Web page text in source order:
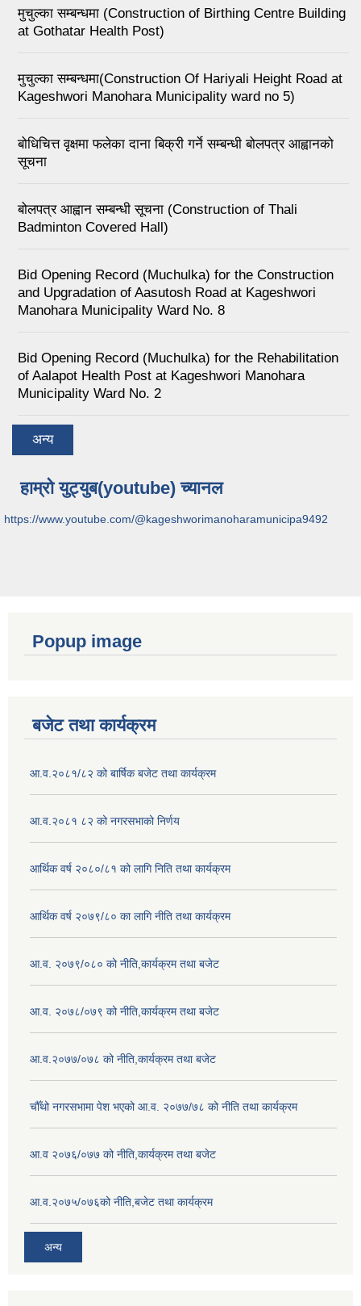
मुचुल्का सम्बन्धमा (Construction of Birthing Centre Building
at Gothatar Health Post)
मुचुल्का सम्बन्धमा(Construction Of Hariyali Height Road at
Kageshwori Manohara Municipality ward no 5)
बोधिचित्त वृक्षमा फलेका दाना बिक्री गर्ने सम्बन्धी बोलपत्र आह्वानको
सूचना
बोलपत्र आह्वान सम्बन्धी सूचना (Construction of Thali
Badminton Covered Hall)
Bid Opening Record (Muchulka) for the Construction
and Upgradation of Aasutosh Road at Kageshwori
Manohara Municipality Ward No. 8
Bid Opening Record (Muchulka) for the Rehabilitation
of Aalapot Health Post at Kageshwori Manohara
Municipality Ward No. 2
अन्य
हाम्रो युट्युब(youtube) च्यानल
https://www.youtube.com/@kageshworimanoharamunicipa9492
Popup image
बजेट तथा कार्यक्रम
आ.व.२०८१/८२ को बार्षिक बजेट तथा कार्यक्रम
आ.व.२०८१ ८२ को नगरसभाको निर्णय
आर्थिक वर्ष २०८०/८१ को लागि निति तथा कार्यक्रम
आर्थिक वर्ष २०७९/८० का लागि नीति तथा कार्यक्रम
आ.व. २०७९/०८० को नीति,कार्यक्रम तथा बजेट
आ.व. २०७८/०७९ को नीति,कार्यक्रम तथा बजेट
आ.व.२०७७/०७८ को नीति,कार्यक्रम तथा बजेट
चौँथो नगरसभामा पेश भएको आ.व. २०७७/७८ को नीति तथा कार्यक्रम
आ.व २०७६/०७७ को नीति,कार्यक्रम तथा बजेट
आ.व.२०७५/०७६को नीति,बजेट तथा कार्यक्रम
अन्य